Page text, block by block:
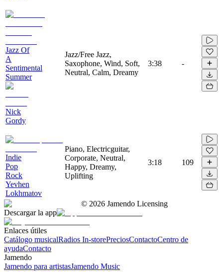
Jazz Of
A
Sentimental
Summer
Nick
Gordy
Jazz/Free Jazz,
Saxophone, Wind, Soft,
Neutral, Calm, Dreamy
3:38 -
Indie
Pop
Rock
Yevhen
Lokhmatov
Piano, Electricguitar,
Corporate, Neutral,
Happy, Dreamy,
Uplifting
3:18 109
© 2026 Jamendo Licensing
Descargar la app
Enlaces útiles
Catálogo musicalRadios In-storePreciosContactoCentro de
ayudaContacto
Jamendo
Jamendo para artistasJamendo Music